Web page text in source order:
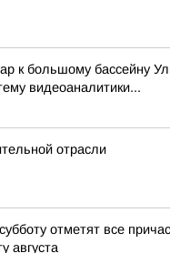
к большому бассейну
видеоаналитики...
отрасли
отметят все
августа